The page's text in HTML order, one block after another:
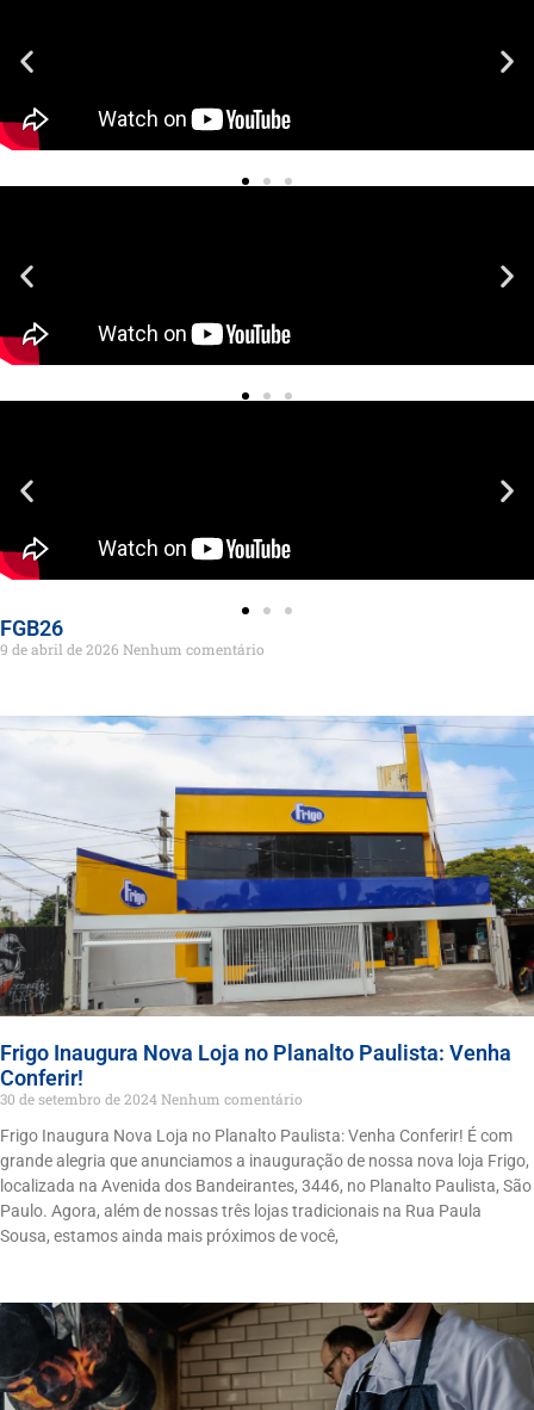
FGB26
9 de abril de 2026 Nenhum comentário
Frigo Inaugura Nova Loja no Planalto Paulista: Venha
Conferir!
30 de setembro de 2024 Nenhum comentário
Frigo Inaugura Nova Loja no Planalto Paulista: Venha Conferir! É com
grande alegria que anunciamos a inauguração de nossa nova loja Frigo,
localizada na Avenida dos Bandeirantes, 3446, no Planalto Paulista, São
Paulo. Agora, além de nossas três lojas tradicionais na Rua Paula
Sousa, estamos ainda mais próximos de você,